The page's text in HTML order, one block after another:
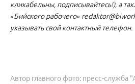
кликабельны, подписывайтесь!), а
«Бийского рабочего»
указывать свой контактный телефон.
Автор главного фото: пресс-служба